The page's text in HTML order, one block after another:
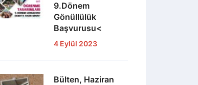
9.Dönem
Gönüllülük
Başvurusu<
4 Eylül 2023
Bülten, Haziran